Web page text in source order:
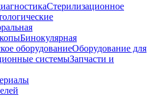
Стерилизационное
Бинокулярная
оборудованиеОборудование для
системыЗапчасти и